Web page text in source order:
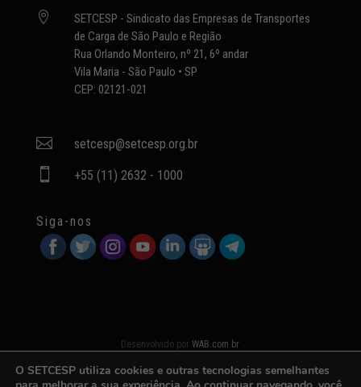

SETCESP - Sindicato das Empresas de Transportes
de Carga de São Paulo e Região
Rua Orlando Monteiro, nº 21, 6º andar
Vila Maria - São Paulo • SP
CEP: 02121-021
 setcesp@setcesp.org.br
 +55 (11) 2632 - 1000
Siga-nos
Desenvolvido porWAB.com.br
O SETCESP utiliza cookies e outras tecnologias semelhantes